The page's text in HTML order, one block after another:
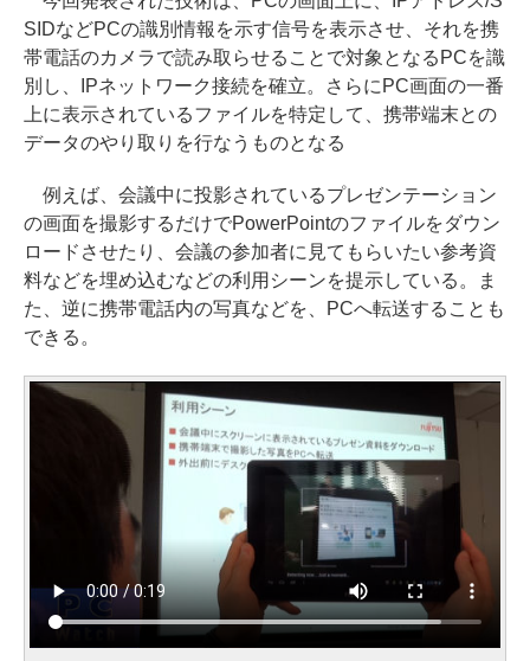
SIDなどPCの識別情報を示す信号を表示させ、それを携
帯電話のカメラで読み取らせることで対象となるPCを識
別し、IPネットワーク接続を確立。さらにPC画面の一番
上に表示されているファイルを特定して、携帯端末との
データのやり取りを行なうものとなる
例えば、会議中に投影されているプレゼンテーション
の画面を撮影するだけでPowerPointのファイルをダウン
ロードさせたり、会議の参加者に見てもらいたい参考資
料などを埋め込むなどの利用シーンを提示している。ま
た、逆に携帯電話内の写真などを、PCへ転送することも
できる。